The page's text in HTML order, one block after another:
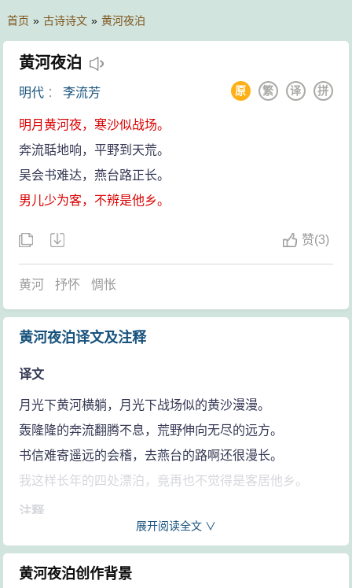
首页 » 古诗诗文 » 黄河夜泊
黄河夜泊
明代 ：李流芳 拼
译
繁
原
明月黄河夜，寒沙似战场。
奔流聒地响，平野到天荒。
吴会书难达，燕台路正长。
男儿少为客，不辨是他乡。
赞(3)
黄河 抒怀 惆怅
黄河夜泊译文及注释
译文
月光下黄河横躺，月光下战场似的黄沙漫漫。
轰隆隆的奔流翻腾不息，荒野伸向无尽的远方。
书信难寄遥远的会稽，去燕台的路啊还很漫长。
我这样长年的四处漂泊，竟再也不觉得是客居他乡。
注释
聒：声音嘈杂，使人厌烦。
展开阅读全文 ∨
黄河夜泊创作背景